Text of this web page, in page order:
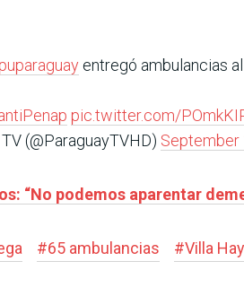
entregó ambulancias
pic.twitter.com/
(@ParaguayTVHD) September
“No podemos aparentar
#65 ambulancias #Villa